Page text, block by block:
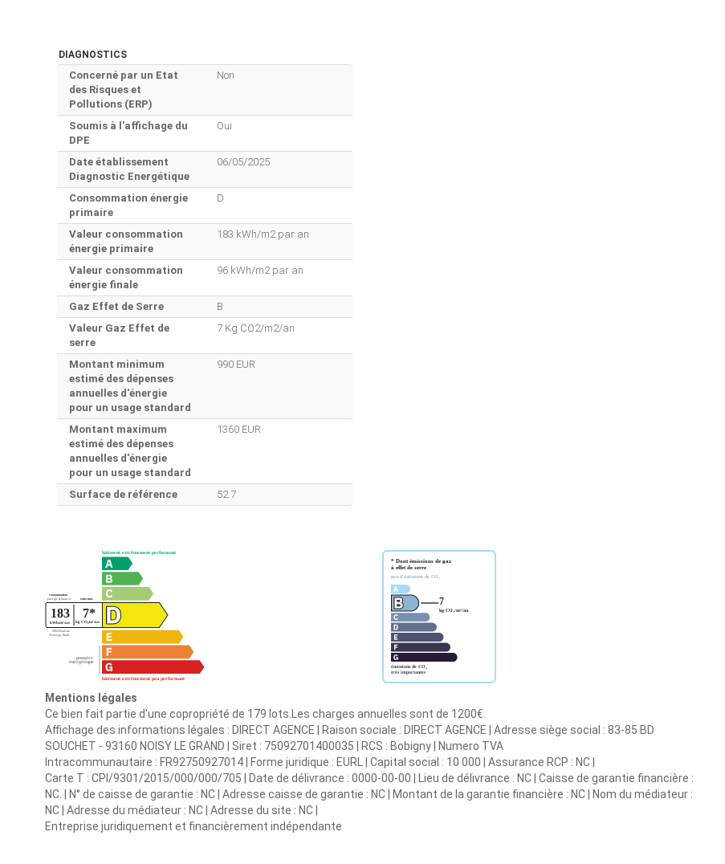
DIAGNOSTICS
Concerné par un Etat
des Risques et
Pollutions (ERP)
Non
Soumis à l'affichage du
DPE
Oui
Date établissement
Diagnostic Energétique
06/05/2025
Consommation énergie
primaire
D
Valeur consommation
énergie primaire
183 kWh/m2 par an
Valeur consommation
énergie finale
96 kWh/m2 par an
Gaz Effet de Serre
B
Valeur Gaz Effet de
serre
7 Kg CO2/m2/an
Montant minimum
estimé des dépenses
annuelles d'énergie
pour un usage standard
990 EUR
Montant maximum
estimé des dépenses
annuelles d'énergie
pour un usage standard
1360 EUR
Surface de référence 52.7
Mentions légales
Ce bien fait partie d'une copropriété de 179 lots.Les charges annuelles sont de 1200€.
Affichage des informations légales : DIRECT AGENCE | Raison sociale : DIRECT AGENCE | Adresse siège social : 83-85 BD
SOUCHET - 93160 NOISY LE GRAND | Siret : 75092701400035 | RCS : Bobigny | Numero TVA
Intracommunautaire : FR92750927014 | Forme juridique : EURL | Capital social : 10 000 | Assurance RCP : NC |
Carte T : CPI/9301/2015/000/000/705 | Date de délivrance : 0000-00-00 | Lieu de délivrance : NC | Caisse de garantie financière :
NC. | N° de caisse de garantie : NC | Adresse caisse de garantie : NC | Montant de la garantie financière : NC | Nom du médiateur :
NC | Adresse du médiateur : NC | Adresse du site : NC |
Entreprise juridiquement et financièrement indépendante